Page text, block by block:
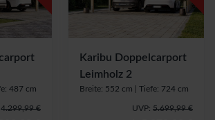
487 cm
4.299,99 €
Karibu Doppelcarport
Leimholz 2
Breite: 552 cm | Tiefe: 724 cm
UVP: 5.699,99 €